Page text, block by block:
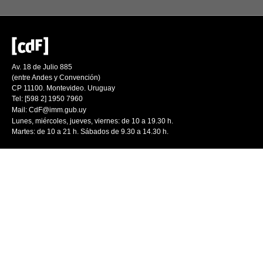
Av. 18 de Julio 885
(entre Andes y Convención)
CP 11100. Montevideo. Uruguay
Tel: [598 2] 1950 7960
Mail: CdF@imm.gub.uy
Lunes, miércoles, jueves, viernes: de 10 a 19.30 h.
Martes: de 10 a 21 h. Sábados de 9.30 a 14.30 h.